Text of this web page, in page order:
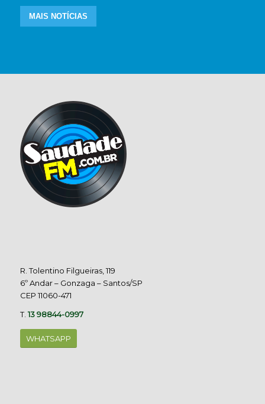
MAIS NOTÍCIAS
R. Tolentino Filgueiras, 119
6º Andar – Gonzaga – Santos/SP
CEP 11060-471
T.13 98844-0997
WHATSAPP